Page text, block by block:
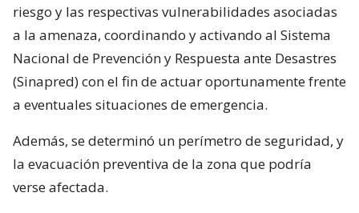
riesgo y las respectivas vulnerabilidades asociadas
a la amenaza, coordinando y activando al Sistema
Nacional de Prevención y Respuesta ante Desastres
(Sinapred) con el fin de actuar oportunamente frente
a eventuales situaciones de emergencia.
Además, se determinó un perímetro de seguridad, y
la evacuación preventiva de la zona que podría
verse afectada.